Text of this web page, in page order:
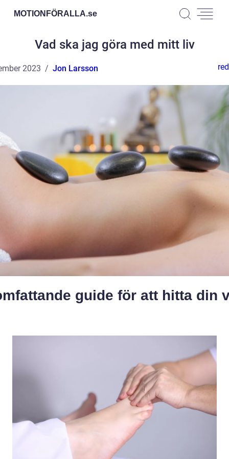
MOTIONFÖRALLA.se
Vad ska jag göra med mitt liv
2023 Jon Larsson
guide för att hitta din